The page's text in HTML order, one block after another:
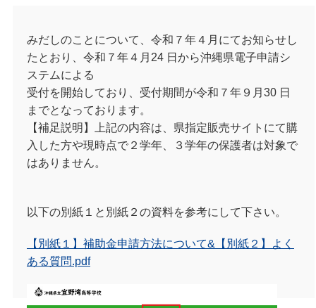
みだしのことについて、令和７年４月にてお知らせし
たとおり、令和７年４月24 日から沖縄県電子申請シ
ステムによる
受付を開始しており、受付期間が令和７年９月30 日
までとなっております。
【補足説明】上記の内容は、県指定販売サイトにて購
入した方や現時点で２学年、３学年の保護者は対象で
はありません。
以下の別紙１と別紙２の資料を参考にして下さい。
【別紙１】補助金申請方法について&【別紙２】よく
ある質問.pdf